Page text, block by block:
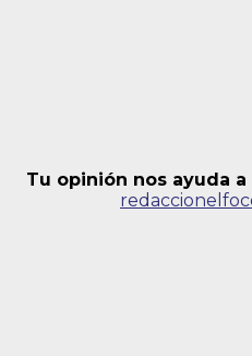
Tu opinión nos ayuda